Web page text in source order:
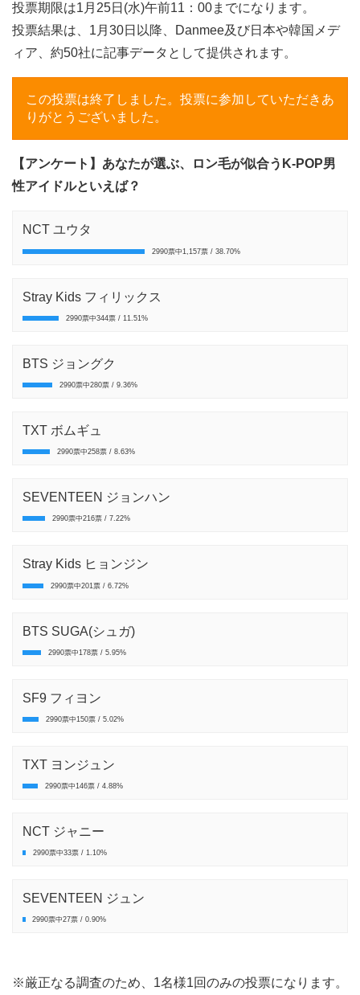
投票期限は1月25日(水)午前11：00までになります。
投票結果は、1月30日以降、Danmee及び日本や韓国メデ
ィア、約50社に記事データとして提供されます。
この投票は終了しました。投票に参加していただきあ
りがとうございました。
【アンケート】あなたが選ぶ、ロン毛が似合うK-POP男
性アイドルといえば？
NCT ユウタ
2990票中1,157票 / 38.70%
Stray Kids フィリックス
2990票中344票 / 11.51%
BTS ジョングク
2990票中280票 / 9.36%
TXT ボムギュ
2990票中258票 / 8.63%
SEVENTEEN ジョンハン
2990票中216票 / 7.22%
Stray Kids ヒョンジン
2990票中201票 / 6.72%
BTS SUGA(シュガ)
2990票中178票 / 5.95%
SF9 フィヨン
2990票中150票 / 5.02%
TXT ヨンジュン
2990票中146票 / 4.88%
NCT ジャニー
2990票中33票 / 1.10%
SEVENTEEN ジュン
2990票中27票 / 0.90%
※厳正なる調査のため、1名様1回のみの投票になります。